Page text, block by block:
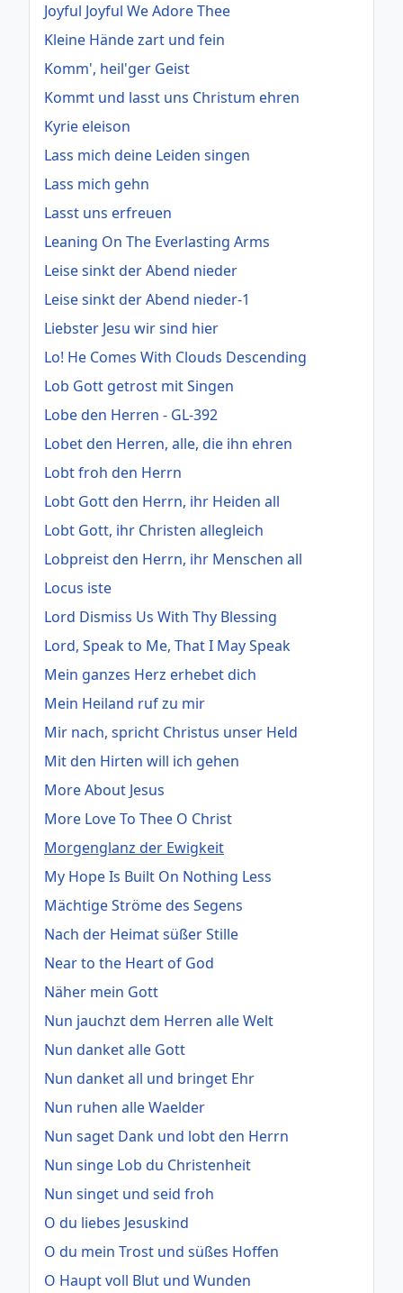
Joyful Joyful We Adore Thee
Kleine Hände zart und fein
Komm', heil'ger Geist
Kommt und lasst uns Christum ehren
Kyrie eleison
Lass mich deine Leiden singen
Lass mich gehn
Lasst uns erfreuen
Leaning On The Everlasting Arms
Leise sinkt der Abend nieder
Leise sinkt der Abend nieder-1
Liebster Jesu wir sind hier
Lo! He Comes With Clouds Descending
Lob Gott getrost mit Singen
Lobe den Herren - GL-392
Lobet den Herren, alle, die ihn ehren
Lobt froh den Herrn
Lobt Gott den Herrn, ihr Heiden all
Lobt Gott, ihr Christen allegleich
Lobpreist den Herrn, ihr Menschen all
Locus iste
Lord Dismiss Us With Thy Blessing
Lord, Speak to Me, That I May Speak
Mein ganzes Herz erhebet dich
Mein Heiland ruf zu mir
Mir nach, spricht Christus unser Held
Mit den Hirten will ich gehen
More About Jesus
More Love To Thee O Christ
Morgenglanz der Ewigkeit
My Hope Is Built On Nothing Less
Mächtige Ströme des Segens
Nach der Heimat süßer Stille
Near to the Heart of God
Näher mein Gott
Nun jauchzt dem Herren alle Welt
Nun danket alle Gott
Nun danket all und bringet Ehr
Nun ruhen alle Waelder
Nun saget Dank und lobt den Herrn
Nun singe Lob du Christenheit
Nun singet und seid froh
O du liebes Jesuskind
O du mein Trost und süßes Hoffen
O Haupt voll Blut und Wunden